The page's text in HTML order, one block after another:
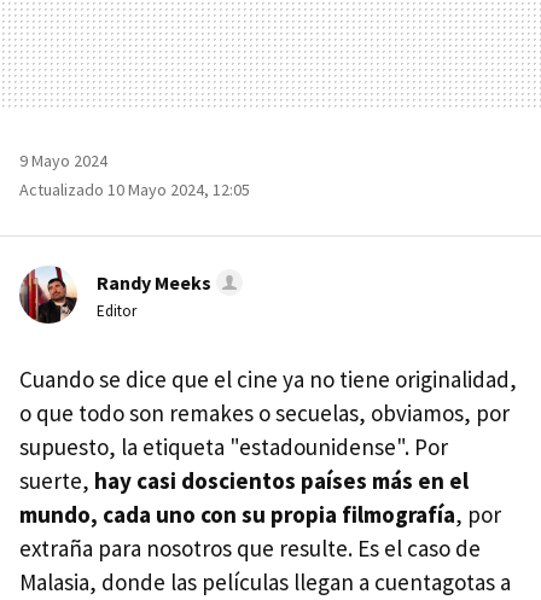
9 Mayo 2024
Actualizado 10 Mayo 2024, 12:05
Randy Meeks
Editor
Cuando se dice que el cine ya no tiene originalidad,
o que todo son remakes o secuelas, obviamos, por
supuesto, la etiqueta "estadounidense". Por
suerte, hay casi doscientos países más en el
mundo, cada uno con su propia filmografía, por
extraña para nosotros que resulte. Es el caso de
Malasia, donde las películas llegan a cuentagotas a